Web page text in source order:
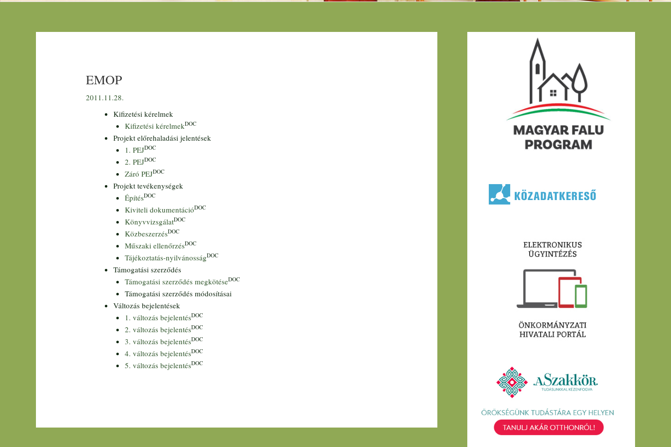
EMOP
2011.11.28.
Kifizetési kérelmek
Kifizetési kérelmekDOC
Projekt előrehaladási jelentések
1. PEJDOC
2. PEJDOC
Záró PEJDOC
Projekt tevékenységek
ÉpítésDOC
Kiviteli dokumentációDOC
KönyvvizsgálatDOC
KözbeszerzésDOC
Műszaki ellenőrzésDOC
Tájékoztatás-nyilvánosságDOC
Támogatási szerződés
Támogatási szerződés megkötéseDOC
Támogatási szerződés módosításai
Változás bejelentések
1. változás bejelentésDOC
2. változás bejelentésDOC
3. változás bejelentésDOC
4. változás bejelentésDOC
5. változás bejelentésDOC